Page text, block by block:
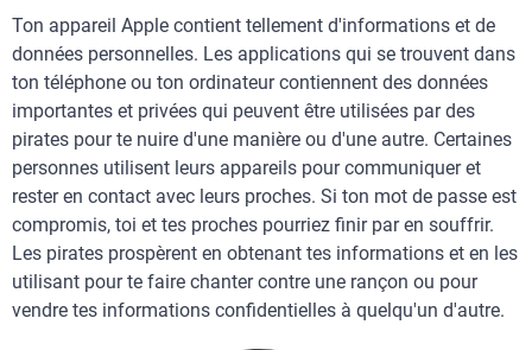
Ton appareil Apple contient tellement d'informations et de
données personnelles. Les applications qui se trouvent dans
ton téléphone ou ton ordinateur contiennent des données
importantes et privées qui peuvent être utilisées par des
pirates pour te nuire d'une manière ou d'une autre. Certaines
personnes utilisent leurs appareils pour communiquer et
rester en contact avec leurs proches. Si ton mot de passe est
compromis, toi et tes proches pourriez finir par en souffrir.
Les pirates prospèrent en obtenant tes informations et en les
utilisant pour te faire chanter contre une rançon ou pour
vendre tes informations confidentielles à quelqu'un d'autre.